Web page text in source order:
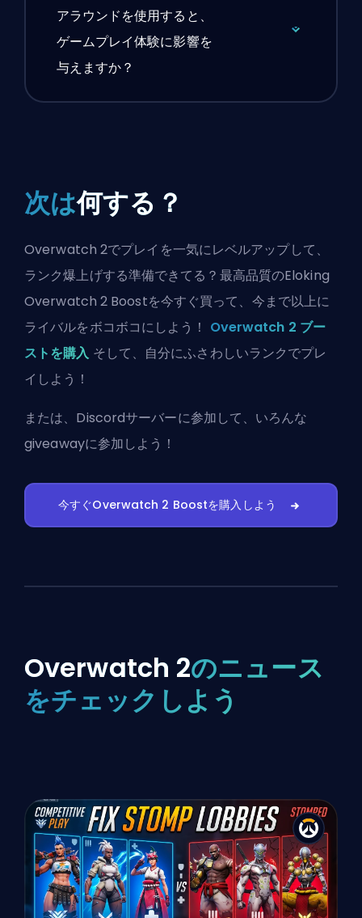
アラウンドを使用すると、
ゲームプレイ体験に影響を
与えますか？
次は何する？
Overwatch 2でプレイを一気にレベルアップして、
ランク爆上げする準備できてる？最高品質のEloking
Overwatch 2 Boostを今すぐ買って、今まで以上に
ライバルをボコボコにしよう！ Overwatch 2 ブー
ストを購入そして、自分にふさわしいランクでプレ
イしよう！
または、 Discordサーバーに参加して、いろんな
giveawayに参加しよう！
今すぐOverwatch 2 Boostを購入しよう
Overwatch 2のニュース
をチェックしよう